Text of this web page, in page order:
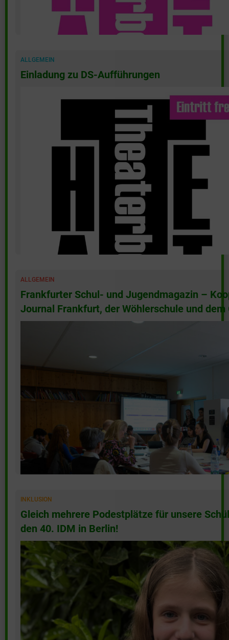
ALLGEMEIN
Einladung zu DS-Aufführungen
(mehr …)
ALLGEMEIN
Frankfurter Schul- und Jugendmagazin –
Journal Frankfurt, der Wöhlerschule und
(mehr …)
INKLUSION
Gleich mehrere Podestplätze für unsere
den 40. IDM in Berlin!